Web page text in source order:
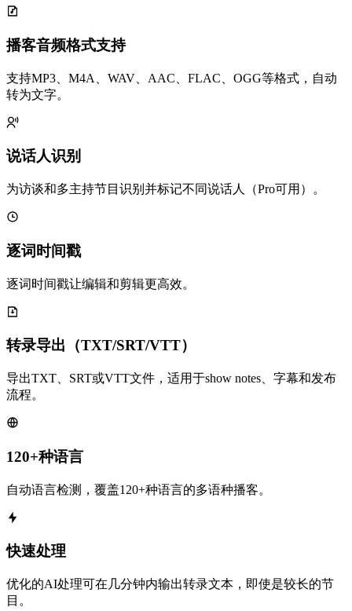
播客音频格式支持
支持MP3、M4A、WAV、AAC、FLAC、OGG等格式，自动
转为文字。
说话人识别
为访谈和多主持节目识别并标记不同说话人（Pro可用）。
逐词时间戳
逐词时间戳让编辑和剪辑更高效。
转录导出（TXT/SRT/VTT）
导出TXT、SRT或VTT文件，适用于show notes、字幕和发布
流程。
120+种语言
自动语言检测，覆盖120+种语言的多语种播客。
快速处理
优化的AI处理可在几分钟内输出转录文本，即使是较长的节
目。